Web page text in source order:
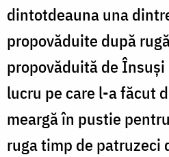
dintotdeauna una
propovăduite după
propovăduită de
lucru pe care l-a făcut
meargă în pustie
ruga timp de patruzeci